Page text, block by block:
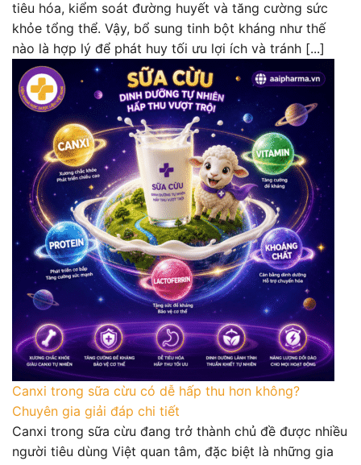
tiêu hóa, kiểm soát đường huyết và tăng cường sức
khỏe tổng thể. Vậy, bổ sung tinh bột kháng như thế
nào là hợp lý để phát huy tối ưu lợi ích và tránh [...]
Canxi trong sữa cừu có dễ hấp thu hơn không?
Chuyên gia giải đáp chi tiết
Canxi trong sữa cừu đang trở thành chủ đề được nhiều
người tiêu dùng Việt quan tâm, đặc biệt là những gia